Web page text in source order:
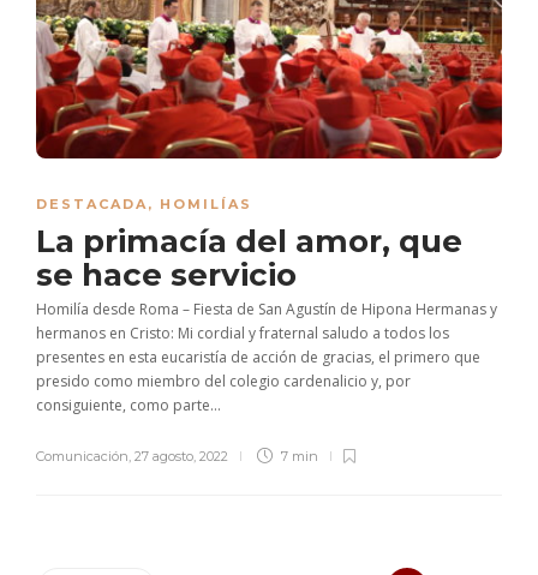
DESTACADA, HOMILÍAS
La primacía del amor, que
se hace servicio
Homilía desde Roma – Fiesta de San Agustín de Hipona Hermanas y
hermanos en Cristo: Mi cordial y fraternal saludo a todos los
presentes en esta eucaristía de acción de gracias, el primero que
presido como miembro del colegio cardenalicio y, por
consiguiente, como parte...
Comunicación, 27 agosto, 2022 7 min